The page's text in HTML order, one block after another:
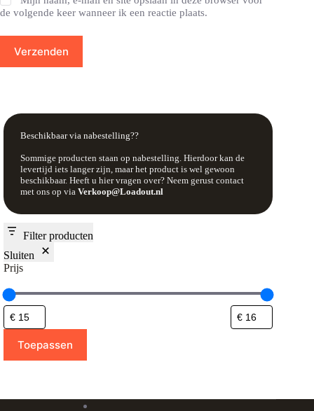
de volgende keer wanneer ik een reactie plaats.
Verzenden
Beschikbaar via nabestelling??
Sommige producten staan op nabestelling. Hierdoor kan de
levertijd iets langer zijn, maar het product is wel gewoon
beschikbaar. Heeft u hier vragen over? Neem gerust contact
met ons op via Verkoop@Loadout.nl
Filter producten
Sluiten
Prijs
Toepassen